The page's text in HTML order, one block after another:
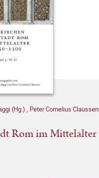
(Hg.) , Peter Cornelius Claussen
Rom im Mittelalter